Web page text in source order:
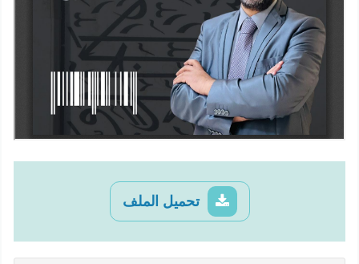
تحميل الملف